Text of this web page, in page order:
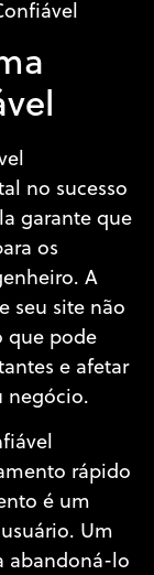
no sucesso
garante que
os
A
seu site não
que pode
e afetar
negócio.
rápido
é um
Um
abandoná-lo